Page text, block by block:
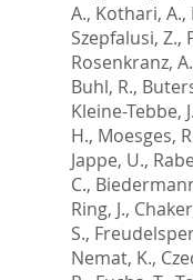
A., Kothari, A.,
Szepfalusi, Z.,
Rosenkranz, A.
Buhl, R.,
Kleine-Tebbe, J.
H., Moesges,
Jappe, U.,
C.,
Ring, J.,
S.,
Nemat, K.,